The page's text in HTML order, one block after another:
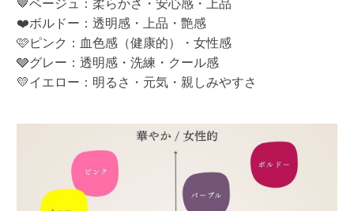
🤎ベージュ：柔らかさ・安心感・上品
❤️ボルドー：透明感・上品・艶感
🩷ピンク：血色感（健康的）・女性感
🩶グレー：透明感・洗練・クール感
💛イエロー：明るさ・元気・親しみやすさ